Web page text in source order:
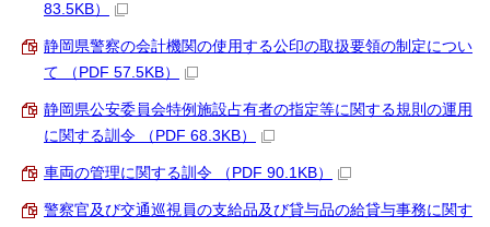
83.5KB）
静岡県警察の会計機関の使用する公印の取扱要領の制定につい
て （PDF 57.5KB）
静岡県公安委員会特例施設占有者の指定等に関する規則の運用
に関する訓令 （PDF 68.3KB）
車両の管理に関する訓令 （PDF 90.1KB）
警察官及び交通巡視員の支給品及び貸与品の給貸与事務に関す